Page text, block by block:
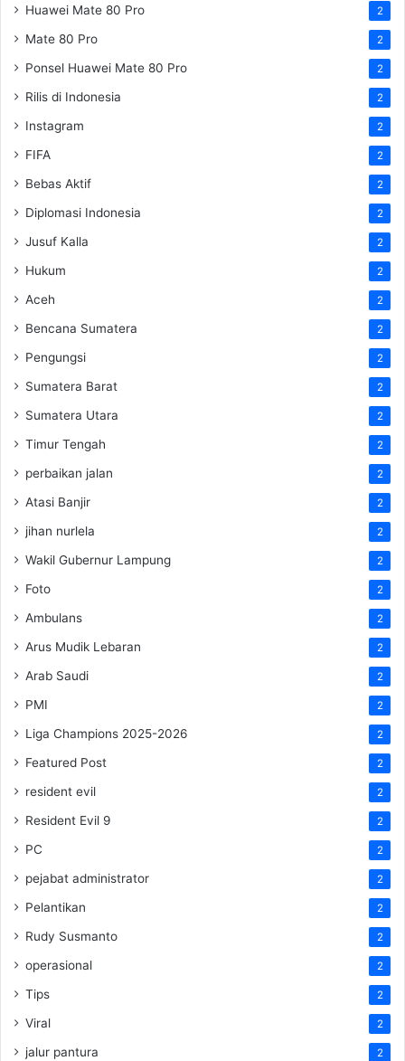
Huawei Mate 80 Pro 2
Mate 80 Pro 2
Ponsel Huawei Mate 80 Pro 2
Rilis di Indonesia 2
Instagram 2
FIFA 2
Bebas Aktif 2
Diplomasi Indonesia 2
Jusuf Kalla 2
Hukum 2
Aceh 2
Bencana Sumatera 2
Pengungsi 2
Sumatera Barat 2
Sumatera Utara 2
Timur Tengah 2
perbaikan jalan 2
Atasi Banjir 2
jihan nurlela 2
Wakil Gubernur Lampung 2
Foto 2
Ambulans 2
Arus Mudik Lebaran 2
Arab Saudi 2
PMI 2
Liga Champions 2025-2026 2
Featured Post 2
resident evil 2
Resident Evil 9 2
PC 2
pejabat administrator 2
Pelantikan 2
Rudy Susmanto 2
operasional 2
Tips 2
Viral 2
jalur pantura 2